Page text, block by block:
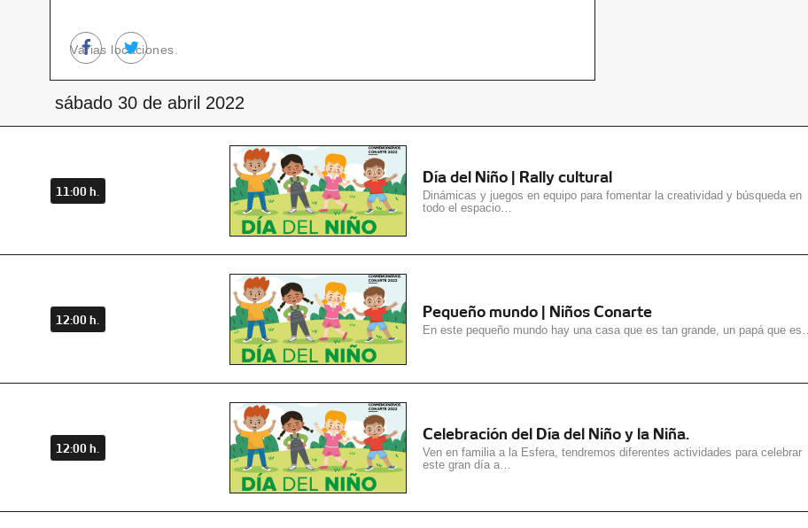
Varias locaciones.
sábado 30 de abril 2022
11:00 h.
Día del Niño | Rally cultural
Dinámicas y juegos en equipo para fomentar la creatividad y búsqueda en
todo el espacio…
12:00 h. Pequeño mundo | Niños Conarte
En este pequeño mundo hay una casa que es tan grande, un papá que es…
12:00 h.
Celebración del Día del Niño y la Niña.
Ven en familia a la Esfera, tendremos diferentes actividades para celebrar
este gran día a…